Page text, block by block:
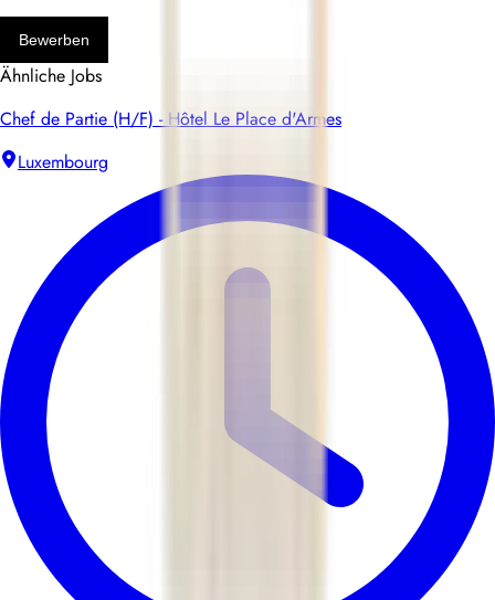
Bewerben
Ähnliche Jobs
Chef de Partie (H/F) - Hôtel Le Place d'Armes
Luxembourg